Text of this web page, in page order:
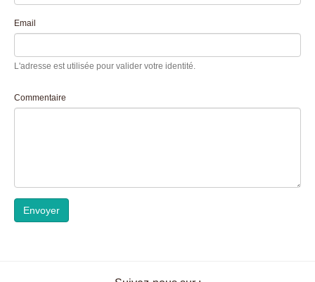
Email
L'adresse est utilisée pour valider votre identité.
Commentaire
Envoyer